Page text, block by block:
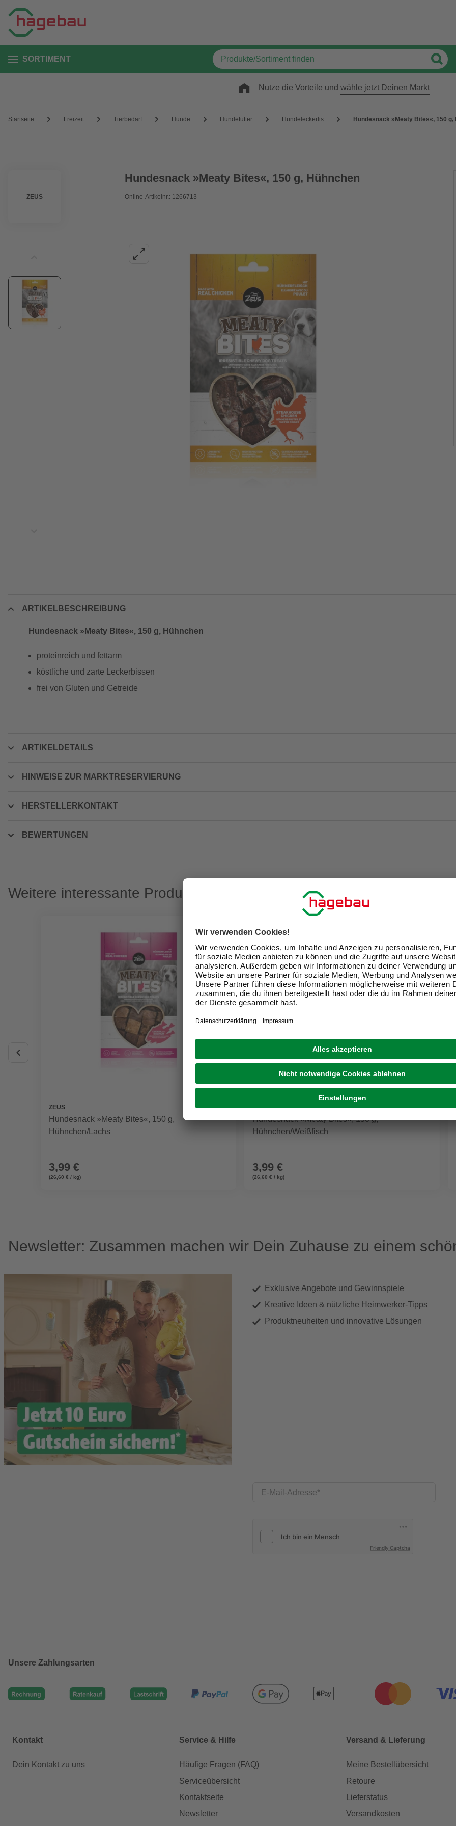
SORTIMENT
Nutze die Vorteile und wähle jetzt Deinen Markt
Startseite Freizeit Tierbedarf Hunde Hundefutter Hundeleckerlis Hundesnack »Meaty Bites«, 150 g,
ZEUS
Hundesnack »Meaty Bites«, 150 g, Hühnchen
Online-Artikelnr.: 1266713
ARTIKELBESCHREIBUNG
Hundesnack »Meaty Bites«, 150 g, Hühnchen
proteinreich und fettarm
köstliche und zarte Leckerbissen
frei von Gluten und Getreide
ARTIKELDETAILS
HINWEISE ZUR MARKTRESERVIERUNG
HERSTELLERKONTAKT
BEWERTUNGEN
Weitere interessante Produkte
ZEUS
Hundesnack »Meaty Bites«, 150 g,
Hühnchen/Lachs
3,99 €
(26,60 € / kg)
ZEUS
Hundesnack »Meaty Bites«, 150 g,
Hühnchen/Weißfisch
3,99 €
(26,60 € / kg)
Newsletter: Zusammen machen wir Dein Zuhause zu einem
Exklusive Angebote und Gewinnspiele
Kreative Ideen & nützliche Heimwerker-Tipps
Produktneuheiten und innovative Lösungen
E-Mail-Adresse
Friendly Captcha
Unsere Zahlungsarten
Kontakt
Dein Kontakt zu uns
Service & Hilfe
Häufige Fragen (FAQ)
Serviceübersicht
Kontaktseite
Newsletter
Versand & Lieferung
Meine Bestellübersicht
Retoure
Lieferstatus
Versandkosten